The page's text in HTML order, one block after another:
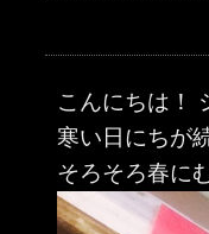
こんにちは！
寒い日にちが
そろそろ春に